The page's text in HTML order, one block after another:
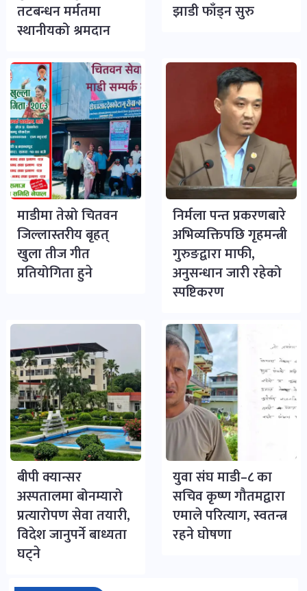
तटबन्धन मर्मतमा
स्थानीयको श्रमदान
झाडी फाँड्न सुरु
माडीमा तेस्रो चितवन
जिल्लास्तरीय बृहत्
खुला तीज गीत
प्रतियोगिता हुने
निर्मला पन्त प्रकरणबारे
अभिव्यक्तिपछि गृहमन्त्री
गुरुङद्वारा माफी,
अनुसन्धान जारी रहेको
स्पष्टिकरण
बीपी क्यान्सर
अस्पतालमा बोनम्यारो
प्रत्यारोपण सेवा तयारी,
विदेश जानुपर्ने बाध्यता
घट्ने
युवा संघ माडी–८ का
सचिव कृष्ण गौतमद्वारा
एमाले परित्याग, स्वतन्त्र
रहने घोषणा